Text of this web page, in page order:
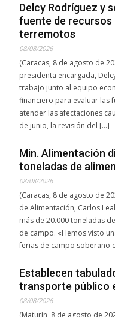
Delcy Rodríguez y
fuente de
terremotos
08/08/2026
(Caracas, 8 de agosto de
presidenta encargada,
trabajo junto al equipo
financiero para evaluar las
atender las afectaciones
de junio, la revisión del […]
Min. Alimentación
toneladas de
08/08/2026
(Caracas, 8 de agosto de
de Alimentación, Carlos
más de 20.000 toneladas
de campo. «Hemos visto
ferias de campo soberano
Establecen
transporte público
08/08/2026
(Maturín, 8 de agosto de